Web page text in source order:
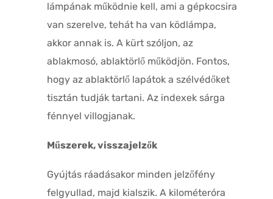
lámpának működnie kell, ami a gépkocsira
van szerelve, tehát ha van ködlámpa,
akkor annak is. A kürt szóljon, az
ablakmosó, ablaktörlő működjön. Fontos,
hogy az ablaktörlő lapátok a szélvédőket
tisztán tudják tartani. Az indexek sárga
fénnyel villogjanak.
Műszerek, visszajelzők
Gyújtás ráadásakor minden jelzőfény
felgyullad, majd kialszik. A kilométeróra